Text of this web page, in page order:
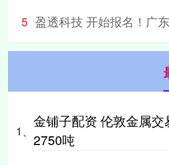
5 盈透科技 开始报名！广
1、
金铺子配资 伦敦金属
2750吨